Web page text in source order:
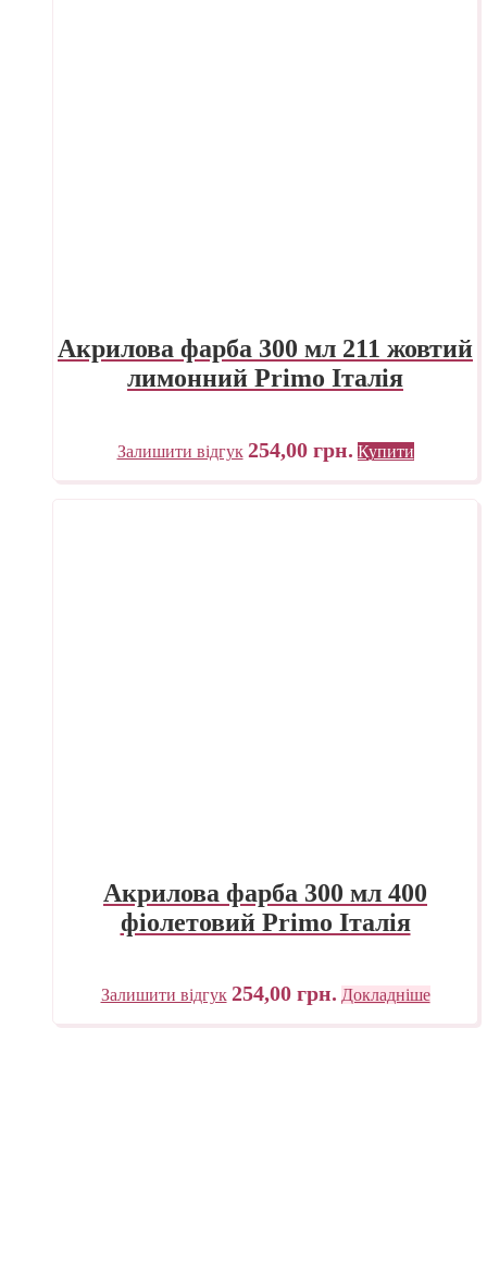
Акрилова фарба 300 мл 211 жовтий
лимонний Primo Італія
Залишити відгук 254,00 грн. Купити
Акрилова фарба 300 мл 400
фіолетовий Primo Італія
Залишити відгук 254,00 грн. Докладніше